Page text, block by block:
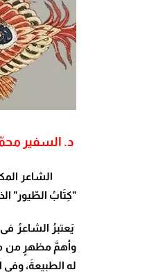
د. السفير
الشاعر
”كِتَابُ الطّيور”
يَعتبرُ الشاعرُ
وأهمَّ مظهرٍ من
له الطبيعةَ، وفى